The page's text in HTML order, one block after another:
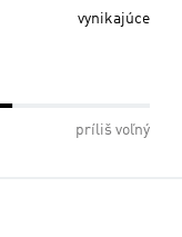
vynikajúce
príliš voľný